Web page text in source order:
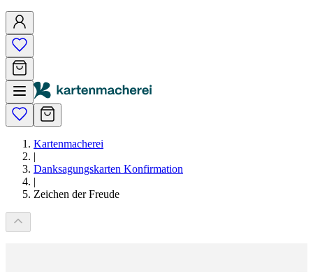
Kartenmacherei
|
Danksagungskarten Konfirmation
|
Zeichen der Freude